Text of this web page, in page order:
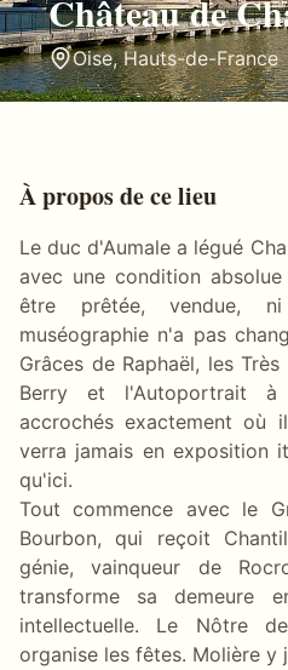
Château de
Oise,Hauts-de-France
À propos de ce lieu
Le duc d'Aumale a légué
avec une condition
être prêtée, vendue,
muséographie n'a pas
Grâces de Raphaël, les
Berry et l'Autoportrait
accrochés exactement où
verra jamais en exposition
qu'ici.
Tout commence avec le
Bourbon, qui reçoit
génie, vainqueur de
transforme sa demeure
intellectuelle. Le Nôtre
organise les fêtes. Molière y